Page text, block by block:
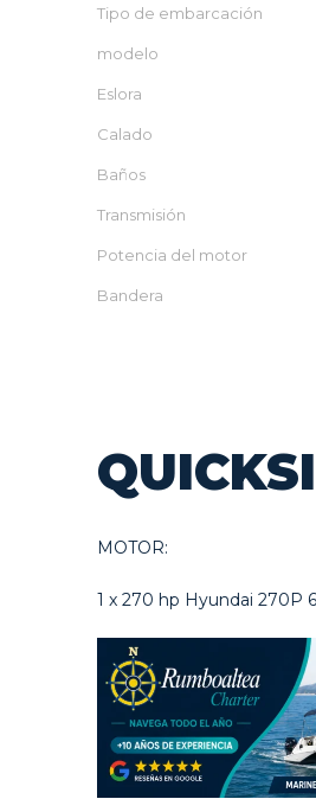
Tipo de embarcación
modelo
Eslora
Calado
Baños
Transmisión
Potencia del motor
Bandera
MOTOR:
1 x 270 hp Hyundai 270P